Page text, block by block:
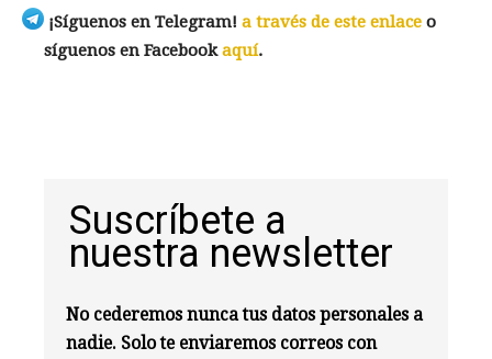
¡Síguenos en Telegram! a través de este enlace o
síguenos en Facebookaquí.
Suscríbete a
nuestra newsletter
No cederemos nunca tus datos personales a
nadie. Solo te enviaremos correos con